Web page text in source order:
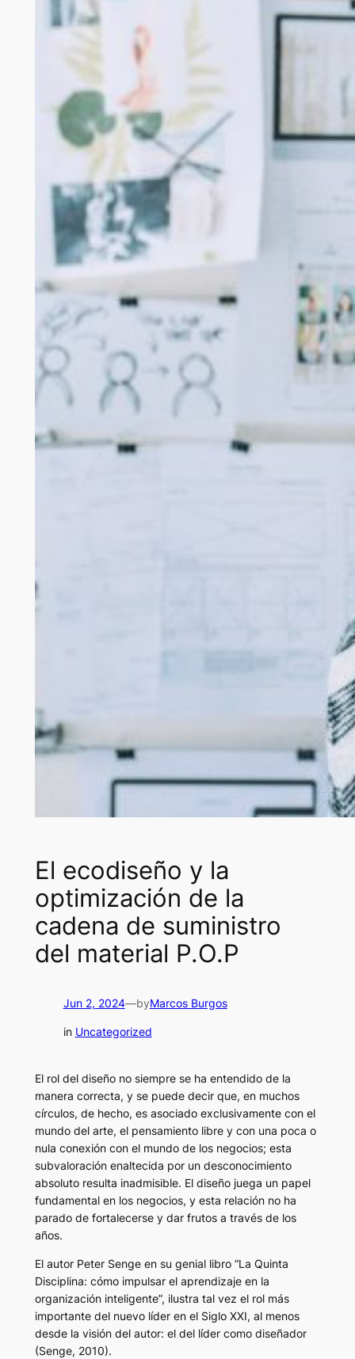
El ecodiseño y la
optimización de la
cadena de suministro
del material P.O.P
Jun 2, 2024—byMarcos Burgos
in Uncategorized
El rol del diseño no siempre se ha entendido de la
manera correcta, y se puede decir que, en muchos
círculos, de hecho, es asociado exclusivamente con el
mundo del arte, el pensamiento libre y con una poca o
nula conexión con el mundo de los negocios; esta
subvaloración enaltecida por un desconocimiento
absoluto resulta inadmisible. El diseño juega un papel
fundamental en los negocios, y esta relación no ha
parado de fortalecerse y dar frutos a través de los
años.
El autor Peter Senge en su genial libro “La Quinta
Disciplina: cómo impulsar el aprendizaje en la
organización inteligente”, ilustra tal vez el rol más
importante del nuevo líder en el Siglo XXI, al menos
desde la visión del autor: el del líder como diseñador
(Senge, 2010).